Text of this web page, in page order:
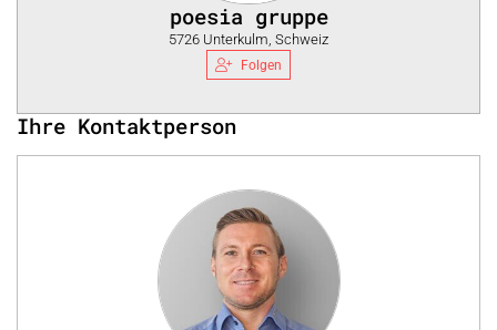
poesia gruppe
5726 Unterkulm, Schweiz
Folgen
Ihre Kontaktperson